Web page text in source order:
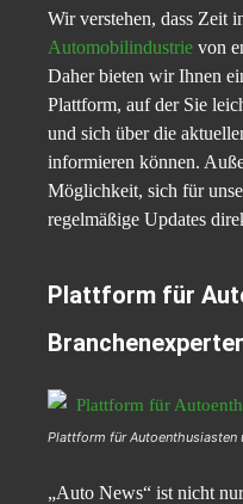
Wir verstehen, dass Zeit
Automobilindustrie von
Daher bieten wir Ihnen
Plattform, auf der Sie
und sich über die
informieren können.
Möglichkeit, sich für
regelmäßige Updates
Plattform für
Plattform für Autoenthusiasten
„Auto News“ ist nicht